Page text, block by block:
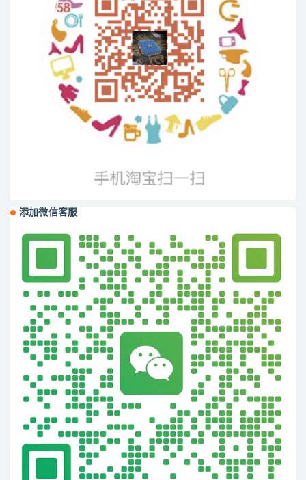
添加微信客服